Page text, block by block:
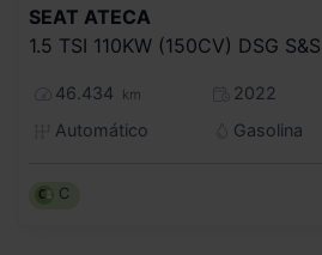
SEAT ATECA
1.5 TSI 110KW (150CV) DSG
46.434 km
2022
Automático
Gasolina
C